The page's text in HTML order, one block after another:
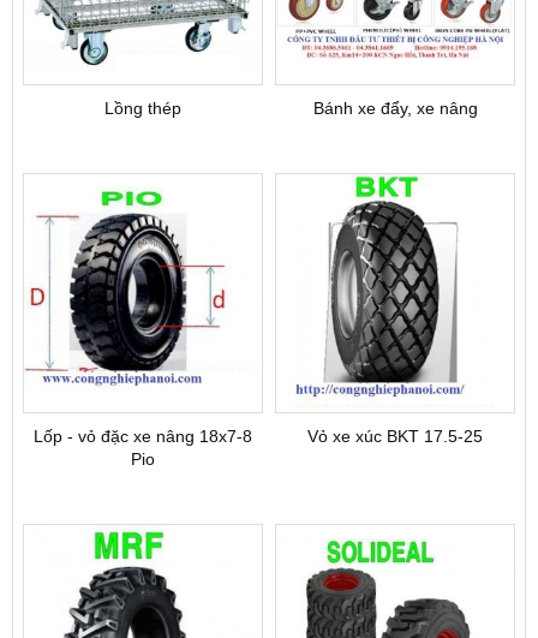
Lồng thép Bánh xe đẩy, xe nâng
Lốp - vỏ đặc xe nâng 18x7-8
Pio
Vỏ xe xúc BKT 17.5-25